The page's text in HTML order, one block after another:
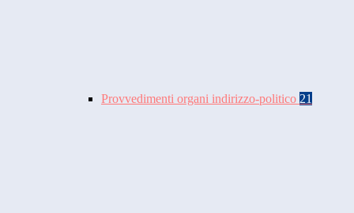
Provvedimenti organi indirizzo-politico 21